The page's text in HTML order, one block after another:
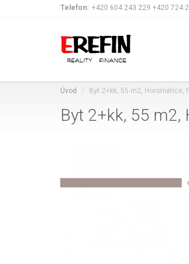
Telefon: +420 604 243 229 +420 724
Úvod Byt 2+kk, 55 m2, Horoměřice,
Byt 2+kk, 55 m2,